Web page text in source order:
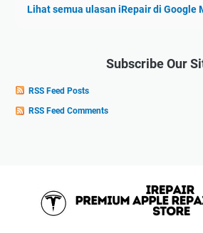
Lihat semua ulasan iRepair di Google
Subscribe Our
RSS Feed Posts
RSS Feed Comments